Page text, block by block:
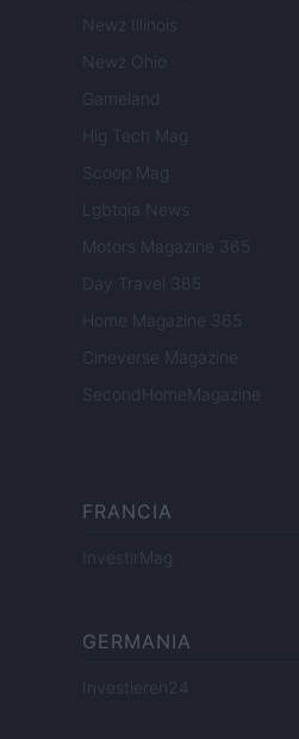
Newz Illinois
Newz Ohio
Gameland
Hig Tech Mag
Scoop Mag
Lgbtqia News
Motors Magazine 365
Day Travel 365
Home Magazine 365
Cineverse Magazine
SecondHomeMagazine
FRANCIA
InvestirMag
GERMANIA
Investieren24